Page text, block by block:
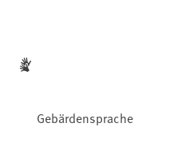
Gebärdensprache